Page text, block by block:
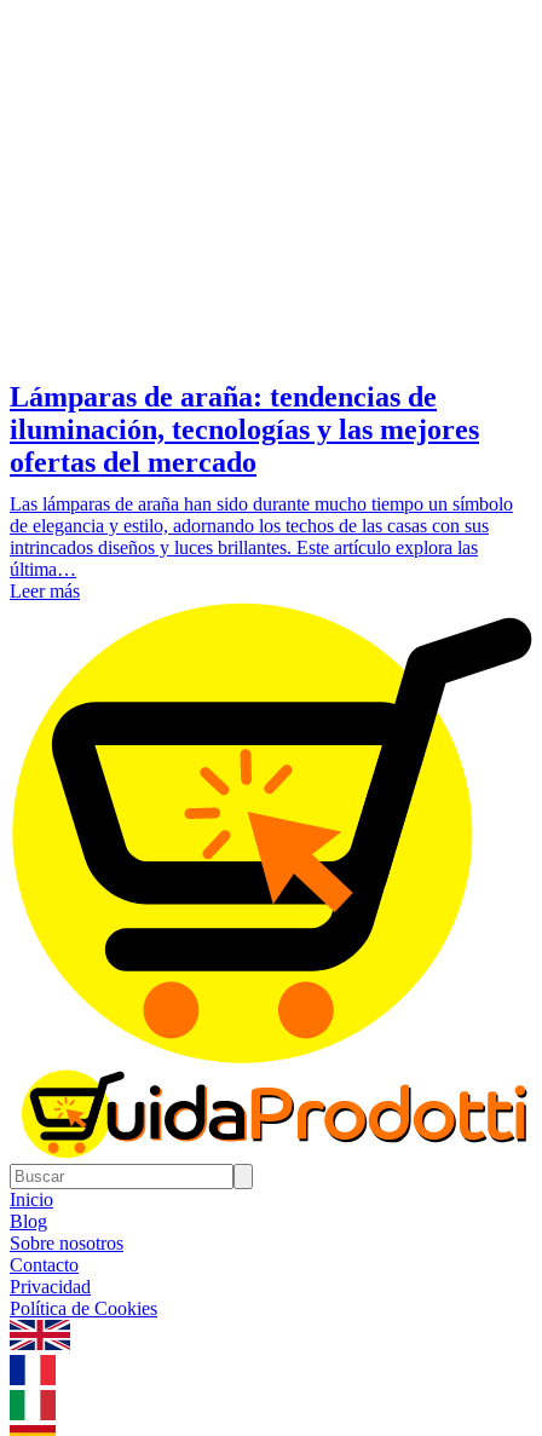
Lámparas de araña: tendencias de
iluminación, tecnologías y las mejores
ofertas del mercado
Las lámparas de araña han sido durante mucho tiempo un símbolo
de elegancia y estilo, adornando los techos de las casas con sus
intrincados diseños y luces brillantes. Este artículo explora las
última…
Leer más
Inicio
Blog
Sobre nosotros
Contacto
Privacidad
Política de Cookies